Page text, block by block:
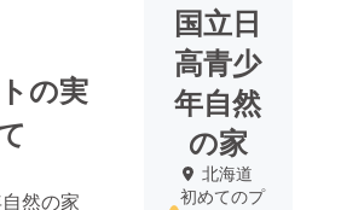
の実
然の家
国立日
高青少
年自然
の家
北海道
初めてのプ